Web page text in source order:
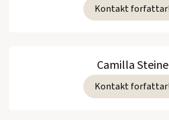
Kontakt forfattar!
Camilla Steine
Kontakt forfattar!